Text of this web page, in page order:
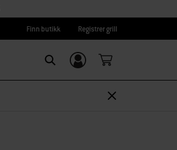
Finn butikk Registrer grill
Logg inn/
Registrer deg